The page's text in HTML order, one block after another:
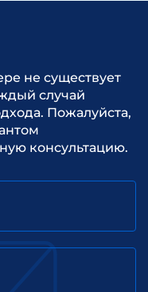
не существует
случай
Пожалуйста,
консультацию.